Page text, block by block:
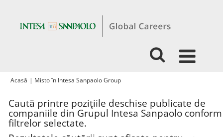
Acasă | Misto în Intesa Sanpaolo Group(pagina
Caută printre pozițiile deschise publicate de
companiile din Grupul Intesa Sanpaolo conform
filtrelor selectate.